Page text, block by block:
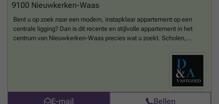
9100 Nieuwkerken-Waas
Bent u op zoek naar een modern, instapklaar appartement op een
centrale ligging? Dan is dit recente en stijlvolle appartement in het
centrum van Nieuwkerken-Waas precies wat u zoekt. Scholen,
de vlotte verbinding met de E17 en N49 zorgt voor een uitstekende
bereikbaarheid. Het appartement is gelegen op de tweede verdieping
van een kleinschalige residentie met lift en biedt alle hedendaagse
comfort. Een afgesloten garage met automatische poort is
inbegrepen, en indien gewenst kan ook een extra autostaanplaats
E-mail Bellen